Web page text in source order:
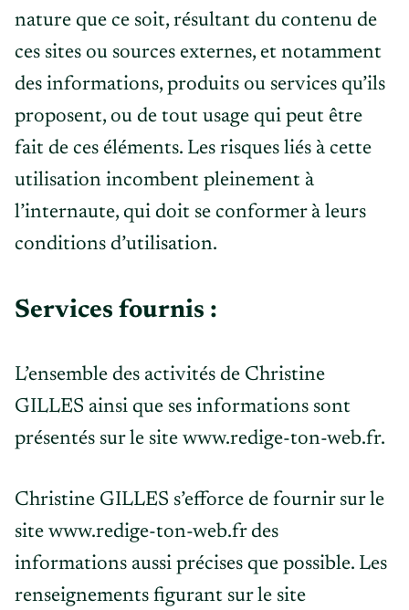
nature que ce soit, résultant du contenu de
ces sites ou sources externes, et notamment
des informations, produits ou services qu’ils
proposent, ou de tout usage qui peut être
fait de ces éléments. Les risques liés à cette
utilisation incombent pleinement à
l’internaute, qui doit se conformer à leurs
conditions d’utilisation.
Services fournis :
L’ensemble des activités de Christine
GILLES ainsi que ses informations sont
présentés sur le site www.redige-ton-web.fr.
Christine GILLES s’efforce de fournir sur le
site www.redige-ton-web.fr des
informations aussi précises que possible. Les
renseignements figurant sur le site